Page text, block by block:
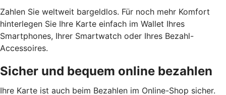
Zahlen Sie weltweit bargeldlos. Für noch mehr Komfort
hinterlegen Sie Ihre Karte einfach im Wallet Ihres
Smartphones, Ihrer Smartwatch oder Ihres Bezahl-
Accessoires.
Sicher und bequem online bezahlen
Ihre Karte ist auch beim Bezahlen im Online-Shop sicher.